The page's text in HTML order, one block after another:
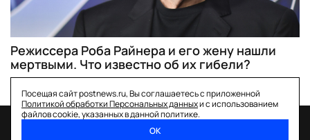
Режиссера Роба Райнера и его жену нашли
мертвыми. Что известно об их гибели?
Посещая сайт postnews.ru, Вы соглашаетесь с приложенной
Политикой обработки Персональных данныхи с использованием
файлов cookie, указанных в данной политике.
ОК